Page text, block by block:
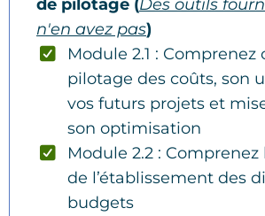
de pilotage (Des outils
n'en avez pas)
Module 2.1 : Comprenez
pilotage des coûts, son
vos futurs projets et
son optimisation
Module 2.2 :
de l’établissement des
budgets